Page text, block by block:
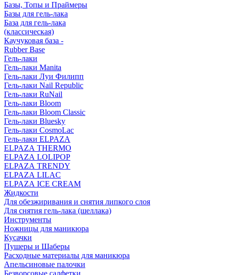
Базы, Топы и Праймеры
Базы для гель-лака
База для гель-лака
(классическая)
Каучуковая база -
Rubber Base
Гель-лаки
Гель-лаки Manita
Гель-лаки Луи Филипп
Гель-лаки Nail Republic
Гель-лаки RuNail
Гель-лаки Bloom
Гель-лаки Bloom Classic
Гель-лаки Bluesky
Гель-лаки CosmoLac
Гель-лаки ELPAZA
ELPAZA THERMO
ELPAZA LOLIPOP
ELPAZA TRENDY
ELPAZA LILAC
ELPAZA IСE CREAM
Жидкости
Для обезжиривания и снятия липкого слоя
Для снятия гель-лака (шеллака)
Инструменты
Ножницы для маникюра
Кусачки
Пушеры и Шаберы
Расходные материалы для маникюра
Апельсиновые палочки
Безворсовые салфетки